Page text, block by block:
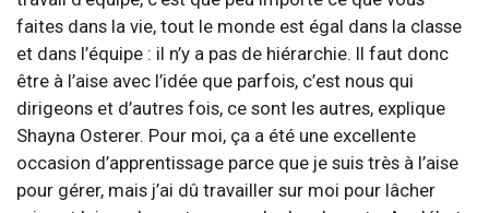
faites dans la vie, tout le monde est égal dans la classe
et dans l’équipe : il n’y a pas de hiérarchie. Il faut donc
être à l’aise avec l’idée que parfois, c’est nous qui
dirigeons et d’autres fois, ce sont les autres, explique
Shayna Osterer. Pour moi, ça a été une excellente
occasion d’apprentissage parce que je suis très à l’aise
pour gérer, mais j’ai dû travailler sur moi pour lâcher